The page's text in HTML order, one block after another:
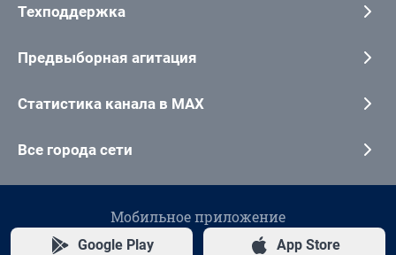
Техподдержка
Предвыборная агитация
Статистика канала в MAX
Все города сети
Мобильное приложение
Google Play App Store